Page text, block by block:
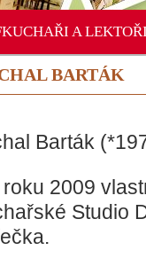
A
BARTÁK
Barták
roku 2009
Studio